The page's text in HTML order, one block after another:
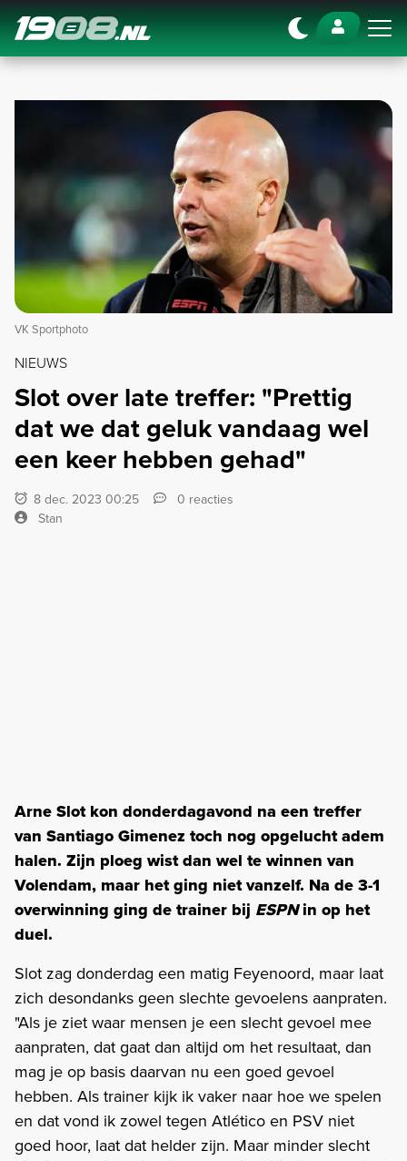
Navigation
VK Sportphoto
NIEUWS
Slot over late treffer: "Prettig
dat we dat geluk vandaag wel
een keer hebben gehad"
8 dec. 2023 00:25
0 reacties
Stan
Arne Slot kon donderdagavond na een treffer
van Santiago Gimenez toch nog opgelucht adem
halen. Zijn ploeg wist dan wel te winnen van
Volendam, maar het ging niet vanzelf. Na de 3-1
overwinning ging de trainer bij ESPNin op het
duel.
Slot zag donderdag een matig Feyenoord, maar laat
zich desondanks geen slechte gevoelens aanpraten.
"Als je ziet waar mensen je een slecht gevoel mee
aanpraten, dat gaat dan altijd om het resultaat, dan
mag je op basis daarvan nu een goed gevoel
hebben. Als trainer kijk ik vaker naar hoe we spelen
en dat vond ik zowel tegen Atlético en PSV niet
goed hoor, laat dat helder zijn. Maar minder slecht